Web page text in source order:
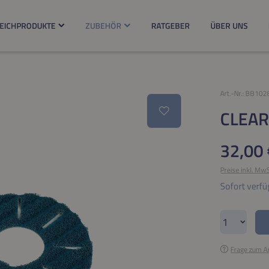
ZUBEHÖR RATGEBER ÜBER UNS
Art.-Nr.:
Regulärer
32,00
Preise inkl.
Sofort
Produkt
Frage zum